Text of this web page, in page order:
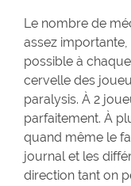
Le nombre de
assez
possible à
cervelle des
paralysis. À 2
parfaitement. À
quand même le
journal et les
direction tant on